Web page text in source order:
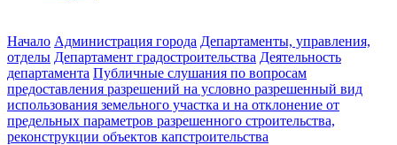
Начало Администрация города Департаменты, управления,
отделы Департамент градостроительства Деятельность
департамента Публичные слушания по вопросам
предоставления разрешений на условно разрешенный вид
использования земельного участка и на отклонение от
предельных параметров разрешенного строительства,
реконструкции объектов капстроительства